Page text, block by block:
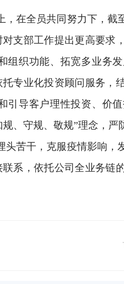
在全员共同努力下，截
支部工作提出更高要求
织功能、拓宽多业务
专业化投资顾问服务，
导客户理性投资、价
、守规、敬规”理念，严
苦干，克服疫情影响，
系，依托公司全业务链